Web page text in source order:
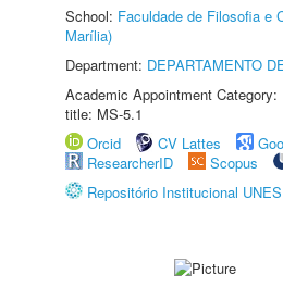
School: Faculdade de Filosofia e
Marília)
Department: DEPARTAMENTO
Academic Appointment
title: MS-5.1
Orcid
CV Lattes
ResearcherID
Scopus
Repositório Institucional